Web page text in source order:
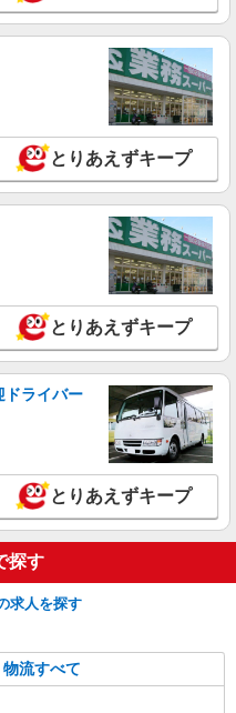
詳細を見る
とりあえずキープ
とりあえずキープ
ドライバー
とりあえずキープ
探す
求人を探す
流すべて